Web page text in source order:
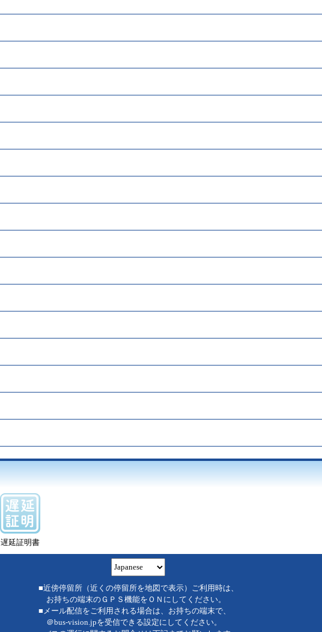
遅延証明書
■近傍停留所（近くの停留所を地図で表示）ご利用時は、
お持ちの端末のＧＰＳ機能をＯＮにしてください。
■メール配信をご利用される場合は、お持ちの端末で、
＠bus-vision.jpを受信できる設定にしてください。